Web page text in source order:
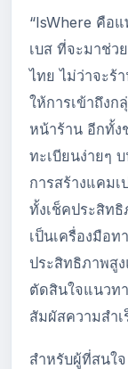
“IsWhere คือ
เบส ที่จะมาช่ว
ไทย ไม่ว่าจะร้
ให้การเข้าถึง
หน้าร้าน อีกทั้ง
ทะเบียนง่ายๆ
การสร้างแคม
ทั้งเช็คประสิท
เป็นเครื่องมือ
ประสิทธิภาพสู
ตัดสินใจแนวท
สัมผัสความสำ
สำหรับผู้ที่สนใ